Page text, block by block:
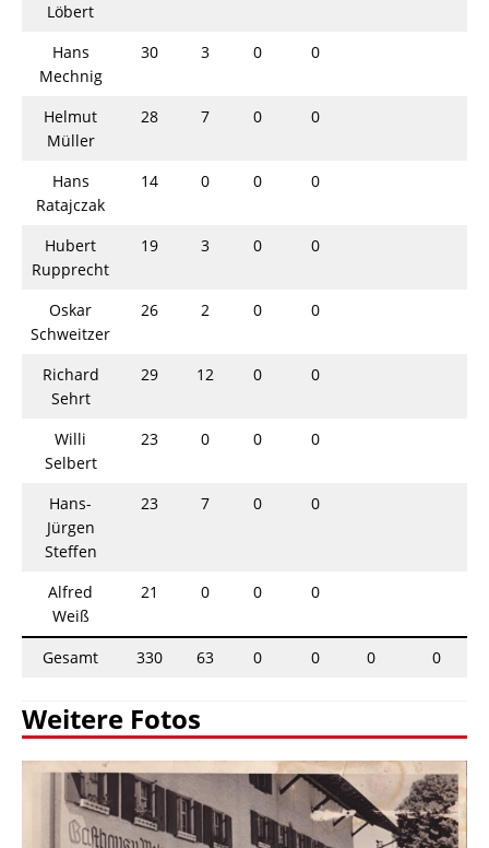
Löbert
Hans
Mechnig
30 3 0 0
Helmut
Müller
28 7 0 0
Hans
Ratajczak
14 0 0 0
Hubert
Rupprecht
19 3 0 0
Oskar
Schweitzer
26 2 0 0
Richard
Sehrt
29 12 0 0
Willi
Selbert
23 0 0 0
Hans-
Jürgen
Steffen
23 7 0 0
Alfred
Weiß
21 0 0 0
Gesamt 330 63 0 0 0 0
Weitere Fotos